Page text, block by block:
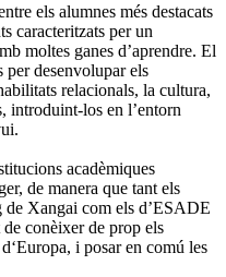
els alumnes més destacats
caracteritzats per un
moltes ganes d’aprendre. El
per desenvolupar els
relacionals, la cultura,
introduint-los en l’entorn
acadèmiques
de manera que tant els
de Xangai com els d’ESADE
conèixer de prop els
i posar en comú les